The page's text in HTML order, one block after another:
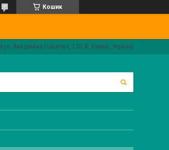
Кошик
вул. Академіка Павлова, 120 А, Харків, Україна